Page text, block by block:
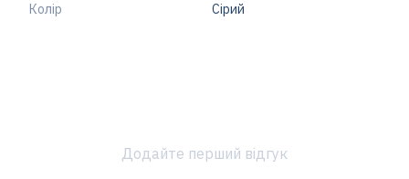
Колір Сірий
Додайте перший відгук